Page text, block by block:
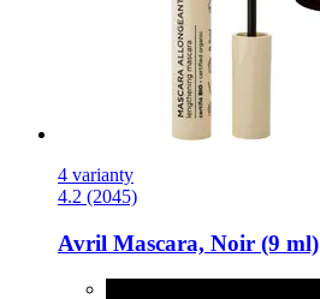
4 varianty
4.2 (2045)
Avril Mascara, Noir (9 ml)